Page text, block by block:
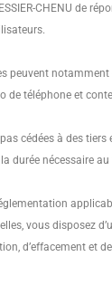
CHENU de
peuvent
de téléphone et
cédées à des tiers
durée nécessaire
vous disposez
d’effacement et